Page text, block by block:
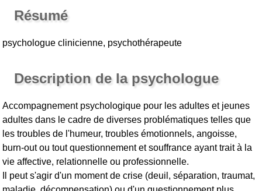
Résumé
psychologue clinicienne, psychothérapeute
Description de la psychologue
Accompagnement psychologique pour les adultes et jeunes
adultes dans le cadre de diverses problématiques telles que
les troubles de l'humeur, troubles émotionnels, angoisse,
burn-out ou tout questionnement et souffrance ayant trait à la
vie affective, relationnelle ou professionnelle.
Il peut s'agir d'un moment de crise (deuil, séparation, traumat,